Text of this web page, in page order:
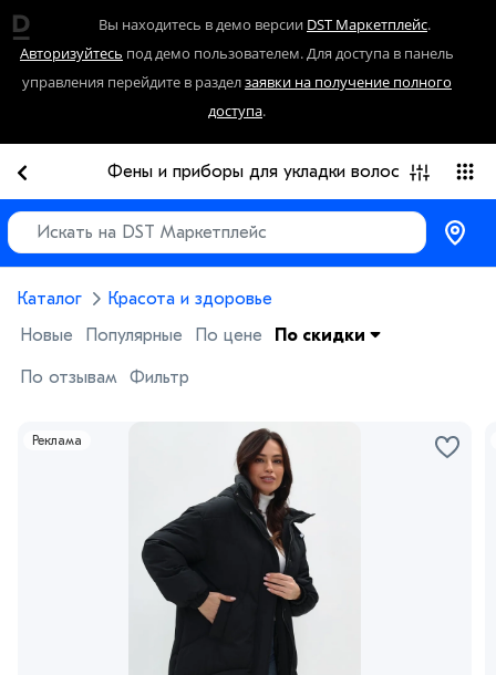
Вы находитесь в демо версии DST Маркетплейс.
Авторизуйтесь под демо пользователем. Для доступа в панель
управления перейдите в разделзаявки на получение полного
доступа.
Фены и приборы для укладки волос
Каталог
Красота и здоровье
Новые
Популярные По цене По скидки
По отзывам Фильтр
Реклама